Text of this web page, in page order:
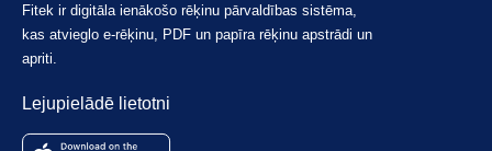
Fitek ir digitāla ienākošo rēķinu pārvaldības sistēma,
kas atvieglo e-rēķinu, PDF un papīra rēķinu apstrādi un
apriti.
Lejupielādē lietotni